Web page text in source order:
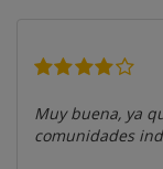
Muy buena, ya
comunidades